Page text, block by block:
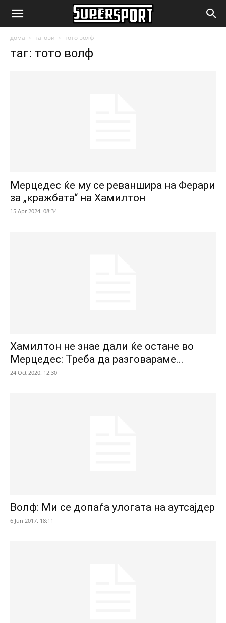
SuperSport.mk
дома тагови тото волф
таг: тото волф
Мерцедес ќе му се реваншира на Ферари
за „кражбата“ на Хамилтон
15 Apr 2024. 08:34
Хамилтон не знае дали ќе остане во
Мерцедес: Треба да разговараме...
24 Oct 2020. 12:30
Волф: Ми се допаѓа улогата на аутсајдер
6 Jun 2017. 18:11